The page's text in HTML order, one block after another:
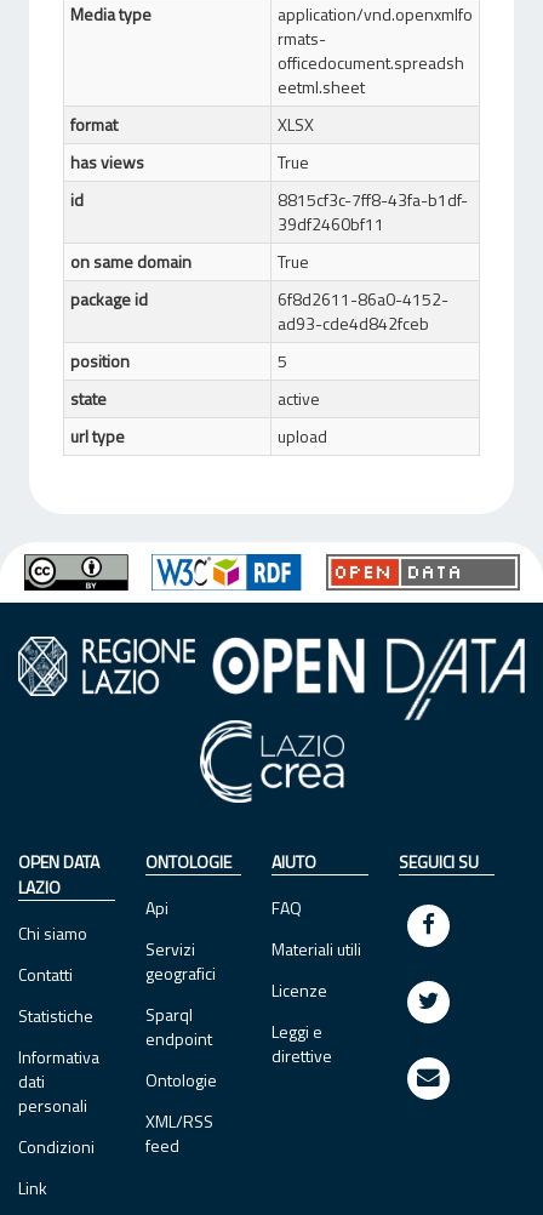
Media type
application/vnd.openxmlfo
rmats-
officedocument.spreadsh
eetml.sheet
format
XLSX
has views
True
id
8815cf3c-7ff8-43fa-b1df-
39df2460bf11
on same domain
True
package id
6f8d2611-86a0-4152-
ad93-cde4d842fceb
position
5
state
active
url type
upload
OPEN DATA
LAZIO
Chi siamo
Contatti
Statistiche
Informativa
dati
personali
Condizioni
Link
ONTOLOGIE
Api
Servizi
geografici
Sparql
endpoint
Ontologie
XML/RSS
feed
AIUTO
FAQ
Materiali utili
Licenze
Leggi e
direttive
SEGUICI SU